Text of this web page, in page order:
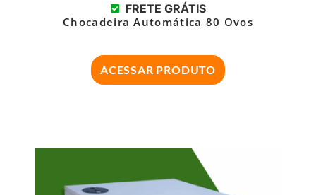
FRETE GRÁTIS
Chocadeira Automática 80 Ovos
ACESSAR PRODUTO